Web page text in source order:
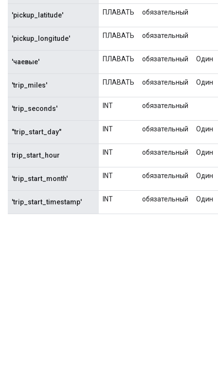
'pickup_latitude' ПЛАВАТЬ обязательный
'pickup_longitude' ПЛАВАТЬ обязательный
'чаевые' ПЛАВАТЬ обязательный Один
'trip_miles' ПЛАВАТЬ обязательный Один
'trip_seconds' INT обязательный
"trip_start_day" INT обязательный Один
trip_start_hour INT обязательный Один
'trip_start_month' INT обязательный Один
'trip_start_timestamp' INT обязательный Один